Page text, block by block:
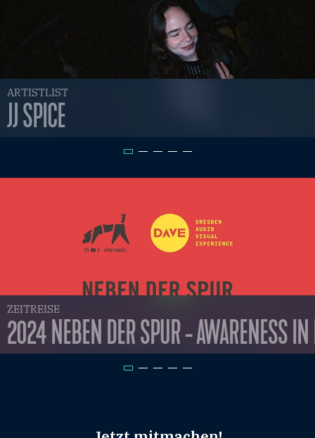
ARTISTLIST
JJ SPICE
ZEITREISE
2024 NEBEN DER SPUR - AWARENESS IN